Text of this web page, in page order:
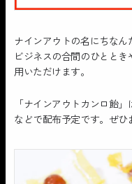
ナインアウトの名にちなん
ビジネスの合間のひとと
用いただけます。
「ナインアウトカンロ飴
などで配布予定です。ぜひ